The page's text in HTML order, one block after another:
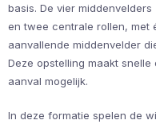
basis. De vier
en twee centrale rollen, met
aanvallende middenvelder
Deze opstelling maakt
aanval mogelijk.
In deze formatie spelen de